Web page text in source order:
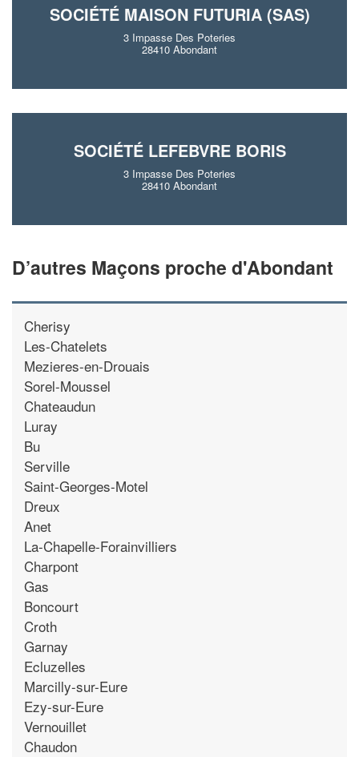
SOCIÉTÉ MAISON FUTURIA (SAS)
3 Impasse Des Poteries
28410 Abondant
SOCIÉTÉ LEFEBVRE BORIS
3 Impasse Des Poteries
28410 Abondant
D’autres Maçons proche d'Abondant
Cherisy
Les-Chatelets
Mezieres-en-Drouais
Sorel-Moussel
Chateaudun
Luray
Bu
Serville
Saint-Georges-Motel
Dreux
Anet
La-Chapelle-Forainvilliers
Charpont
Gas
Boncourt
Croth
Garnay
Ecluzelles
Marcilly-sur-Eure
Ezy-sur-Eure
Vernouillet
Chaudon